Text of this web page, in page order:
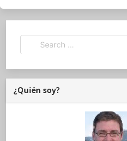
¿Quién soy?